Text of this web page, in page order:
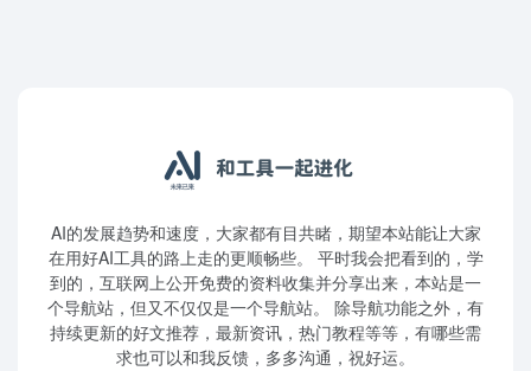
AI的发展趋势和速度，大家都有目共睹，期望本站能让大家
在用好AI工具的路上走的更顺畅些。 平时我会把看到的，学
到的，互联网上公开免费的资料收集并分享出来，本站是一
个导航站，但又不仅仅是一个导航站。 除导航功能之外，有
持续更新的好文推荐，最新资讯，热门教程等等，有哪些需
求也可以和我反馈，多多沟通，祝好运。